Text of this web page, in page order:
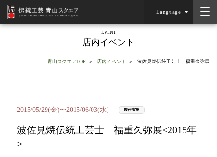
Language
EVENT
店内イベント
青山スクエアTOP 店内イベント 波佐見焼伝統工芸士 福重久弥展
2015/05/29(金)〜2015/06/03(水) 製作実演
波佐見焼伝統工芸士 福重久弥展<2015年
>